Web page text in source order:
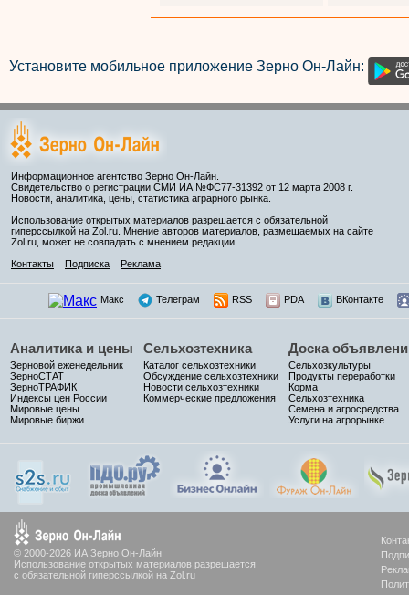
Установите мобильное приложение Зерно Он-Лайн:
Информационное агентство Зерно Он-Лайн.
Свидетельство о регистрации СМИ ИА №ФС77-31392 от 12 марта 2008 г.
Новости, аналитика, цены, статистика аграрного рынка.
Использование открытых материалов разрешается с обязательной
гиперссылкой на Zol.ru. Мнение авторов материалов, размещаемых на сайте
Zol.ru, может не совпадать с мнением редакции.
Контакты
Подписка Реклама
Макс Телеграм RSS PDA ВКонтакте
Аналитика и цены
Зерновой еженедельник
ЗерноСТАТ
ЗерноТРАФИК
Индексы цен России
Мировые цены
Мировые биржи
Сельхозтехника
Каталог сельхозтехники
Обсуждение сельхозтехники
Новости сельхозтехники
Коммерческие предложения
Доска
Сельхозкультуры
Продукты переработки
Корма
Сельхозтехника
Семена и агросредства
Услуги на агрорынке
© 2000-2026 ИА Зерно Он-Лайн
Использование открытых материалов разрешается
с обязательной гиперссылкой на Zol.ru